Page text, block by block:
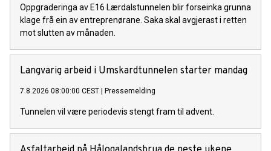
Oppgraderinga av E16 Lærdalstunnelen blir forseinka grunna
klage frå ein av entreprenørane. Saka skal avgjerast i retten
mot slutten av månaden.
Langvarig arbeid i Umskardtunnelen starter mandag
7.8.2026 08:00:00 CEST | Pressemelding
Tunnelen vil være periodevis stengt fram til advent.